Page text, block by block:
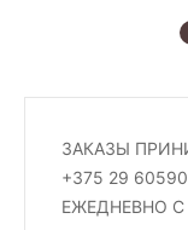
ЗАКАЗЫ
+375 29
ЕЖЕДНЕВНО С